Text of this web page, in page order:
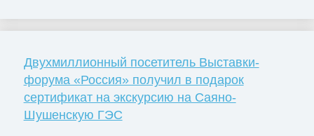
Двухмиллионный посетитель Выставки-
форума «Россия» получил в подарок
сертификат на экскурсию на Саяно-
Шушенскую ГЭС